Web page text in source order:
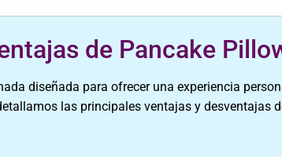
de Pancake
diseñada para ofrecer una experiencia
las principales ventajas y desventajas